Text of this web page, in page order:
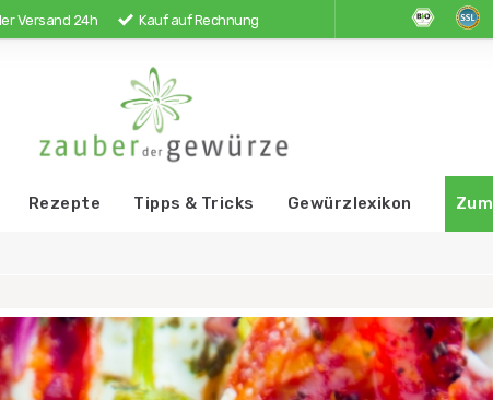
Versand 24h Kauf auf Rechnung
Rezepte Tipps & Tricks Gewürzlexikon